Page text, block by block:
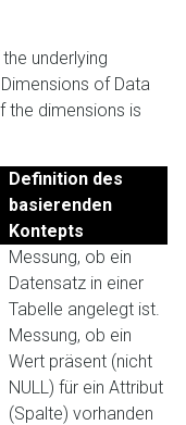
underlying
of Data
the dimensions is
Definition des
basierenden
Kontepts
Messung, ob ein
Datensatz in einer
Tabelle angelegt ist.
Messung, ob ein
Wert präsent (nicht
NULL) für ein Attribut
(Spalte) vorhanden